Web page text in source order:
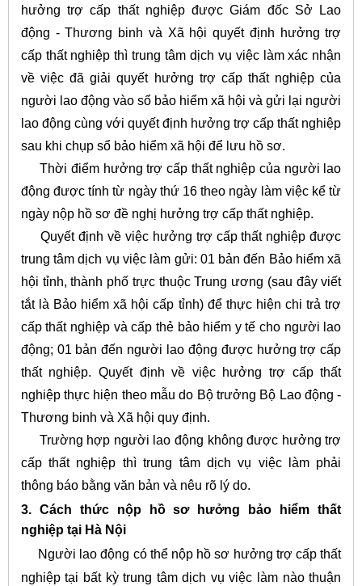
hưởng trợ cấp thất nghiệp được Giám đốc Sở Lao
động - Thương binh và Xã hội quyết định hưởng trợ
cấp thất nghiệp thì trung tâm dịch vụ việc làm xác nhận
về việc đã giải quyết hưởng trợ cấp thất nghiệp của
người lao động vào sổ bảo hiểm xã hội và gửi lại người
lao động cùng với quyết định hưởng trợ cấp thất nghiệp
sau khi chụp sổ bảo hiểm xã hội để lưu hồ sơ.
Thời điểm hưởng trợ cấp thất nghiệp của người lao
động được tính từ ngày thứ 16 theo ngày làm việc kể từ
ngày nộp hồ sơ đề nghị hưởng trợ cấp thất nghiệp.
Quyết định về việc hưởng trợ cấp thất nghiệp được
trung tâm dịch vụ việc làm gửi: 01 bản đến Bảo hiểm xã
hội tỉnh, thành phố trực thuộc Trung ương (sau đây viết
tắt là Bảo hiểm xã hội cấp tỉnh) để thực hiện chi trả trợ
cấp thất nghiệp và cấp thẻ bảo hiểm y tế cho người lao
động; 01 bản đến người lao động được hưởng trợ cấp
thất nghiệp. Quyết định về việc hưởng trợ cấp thất
nghiệp thực hiện theo mẫu do Bộ trưởng Bộ Lao động -
Thương binh và Xã hội quy định.
Trường hợp người lao động không được hưởng trợ
cấp thất nghiệp thì trung tâm dịch vụ việc làm phải
thông báo bằng văn bản và nêu rõ lý do.
3. Cách thức nộp hồ sơ hưởng bảo hiểm thất
nghiệp tại Hà Nội
Người lao động có thể nộp hồ sơ hưởng trợ cấp thất
nghiệp tại bất kỳ trung tâm dịch vụ việc làm nào thuận